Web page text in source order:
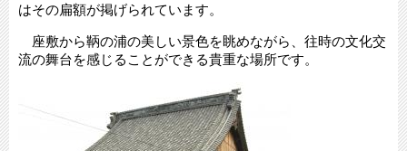
はその扁額が掲げられています。
座敷から鞆の浦の美しい景色を眺めながら、往時の文化交
流の舞台を感じることができる貴重な場所です。